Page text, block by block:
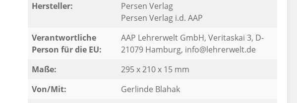
Hersteller:
Persen Verlag
Persen Verlag i.d. AAP
Verantwortliche
Person für die EU:
AAP Lehrerwelt GmbH, Veritaskai 3, D-
21079 Hamburg, info@lehrerwelt.de
Maße:
295 x 210 x 15 mm
Von/Mit:
Gerlinde Blahak